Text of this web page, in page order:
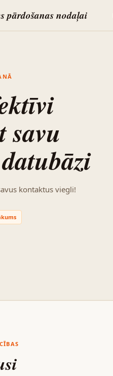
pārdošanas nodaļai
savu
kontaktus viegli!